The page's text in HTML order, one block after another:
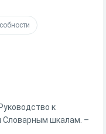
к
Словарным шкалам. –